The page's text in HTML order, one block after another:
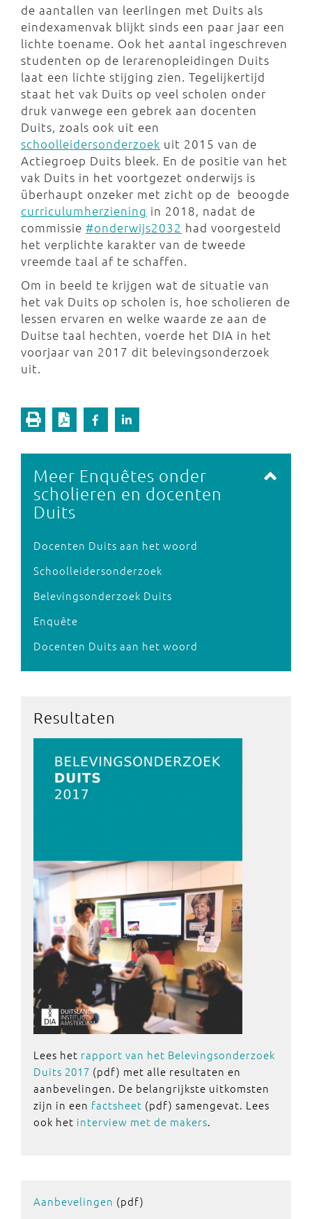
de aantallen van leerlingen met Duits als
eindexamenvak blijkt sinds een paar jaar een
lichte toename. Ook het aantal ingeschreven
studenten op de lerarenopleidingen Duits
laat een lichte stijging zien. Tegelijkertijd
staat het vak Duits op veel scholen onder
druk vanwege een gebrek aan docenten
Duits, zoals ook uit een
schoolleidersonderzoek uit 2015 van de
Actiegroep Duits bleek. En de positie van het
vak Duits in het voortgezet onderwijs is
überhaupt onzeker met zicht op de beoogde
curriculumherziening in 2018, nadat de
commissie #onderwijs2032 had voorgesteld
het verplichte karakter van de tweede
vreemde taal af te schaffen.
Om in beeld te krijgen wat de situatie van
het vak Duits op scholen is, hoe scholieren de
lessen ervaren en welke waarde ze aan de
Duitse taal hechten, voerde het DIA in het
voorjaar van 2017 dit belevingsonderzoek
uit.
Meer Enquêtes onder
scholieren en docenten
Duits
Docenten Duits aan het woord
Schoolleidersonderzoek
Belevingsonderzoek Duits
Enquête
Docenten Duits aan het woord
Resultaten
Lees het rapport van het Belevingsonderzoek
Duits 2017 (pdf) met alle resultaten en
aanbevelingen. De belangrijkste uitkomsten
zijn in een factsheet (pdf) samengevat. Lees
ook het interview met de makers.
Aanbevelingen (pdf)